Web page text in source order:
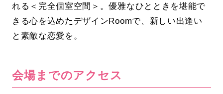
れる＜完全個室空間＞。優雅なひとときを堪能で
きる心を込めたデザインRoomで、新しい出逢い
と素敵な恋愛を。
会場までのアクセス